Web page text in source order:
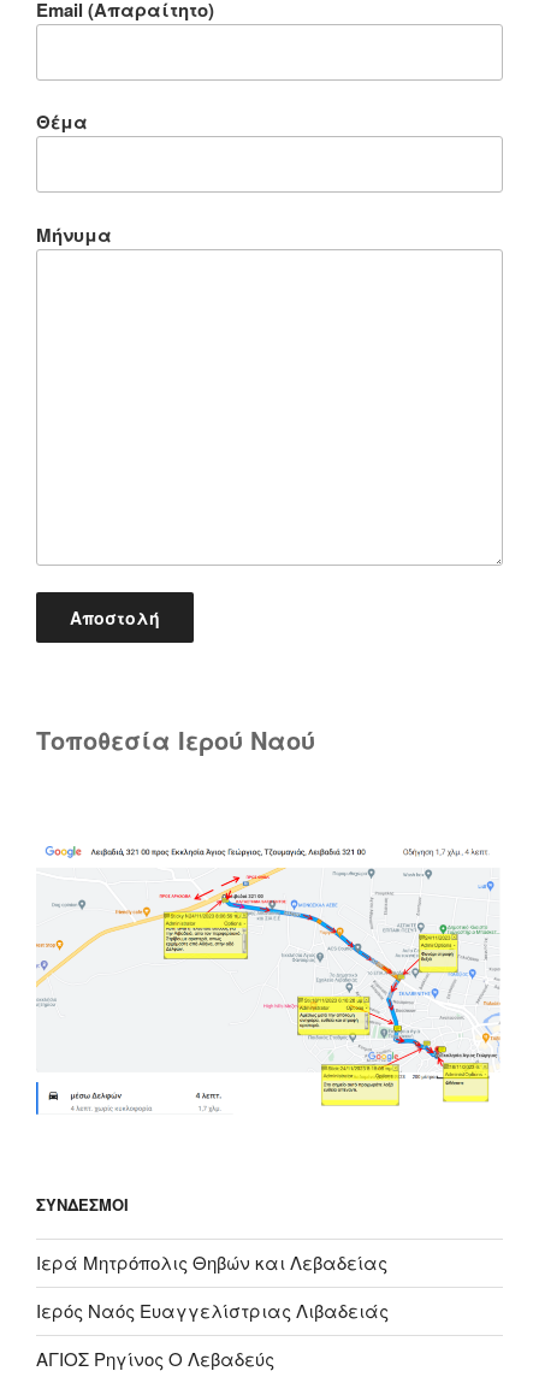
Email (Απαραίτητο)
Θέμα
Μήνυμα
Τοποθεσία Ιερού Ναού
ΣΎΝΔΕΣΜΟΙ
Ιερά Μητρόπολις Θηβών και Λεβαδείας
Ιερός Ναός Ευαγγελίστριας Λιβαδειάς
ΑΓΙΟΣ Ρηγίνος Ο Λεβαδεύς